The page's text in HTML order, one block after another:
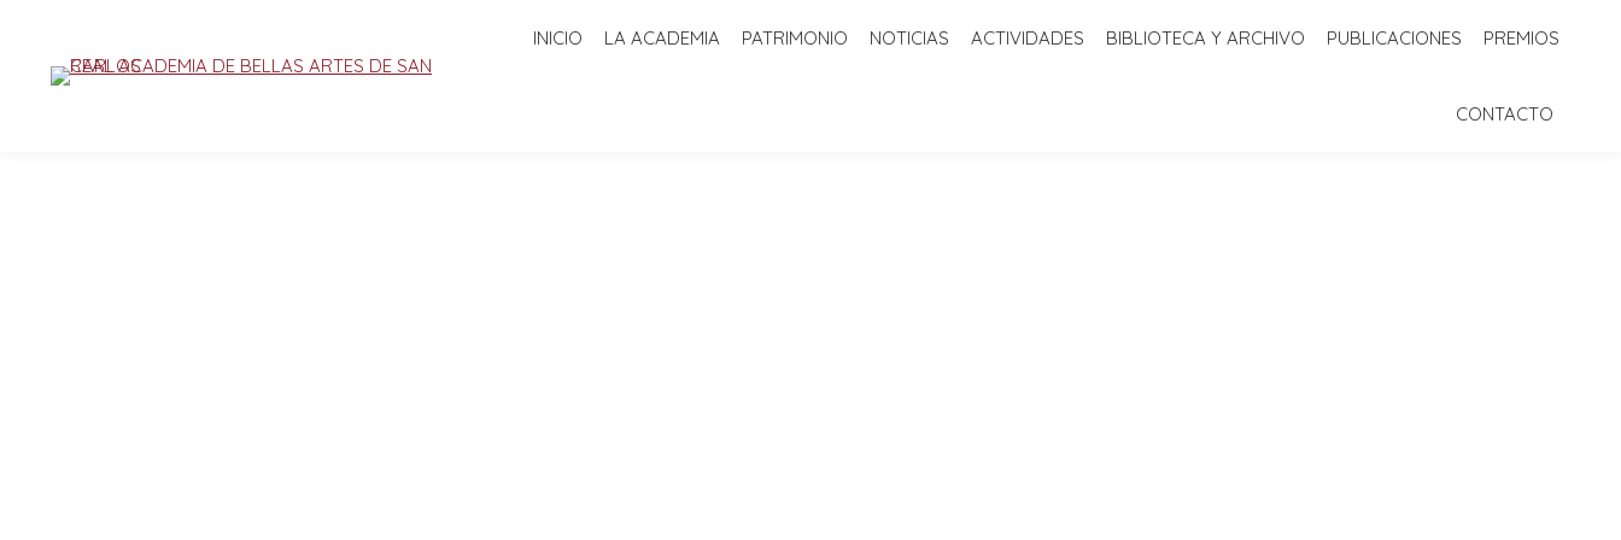
LA ACADEMIA PATRIMONIO NOTICIAS ACTIVIDADES BIBLIOTECA Y ARCHIVO PUBLICACIONES PREMIOS CONTACTO
INICIO LA ACADEMIA PATRIMONIO NOTICIAS ACTIVIDADES BIBLIOTECA Y ARCHIVO PUBLICACIONES PREMIOS
CONTACTO